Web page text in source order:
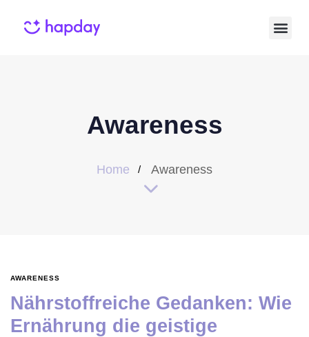
Awareness
Home Awareness
AWARENESS
Nährstoffreiche Gedanken: Wie
Ernährung die geistige